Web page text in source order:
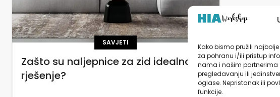
Kako bismo pružili
za pohranu i/ili pristup
nama i našim partnerima
pregledavanju ili
oglase. Nepristanak ili
funkcije.
SAVJETI
Zašto su naljepnice za zid idealno
rješenje?